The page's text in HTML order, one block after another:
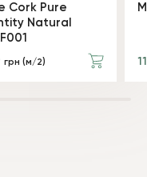
Cork Pure
Natural
грн (м/2)